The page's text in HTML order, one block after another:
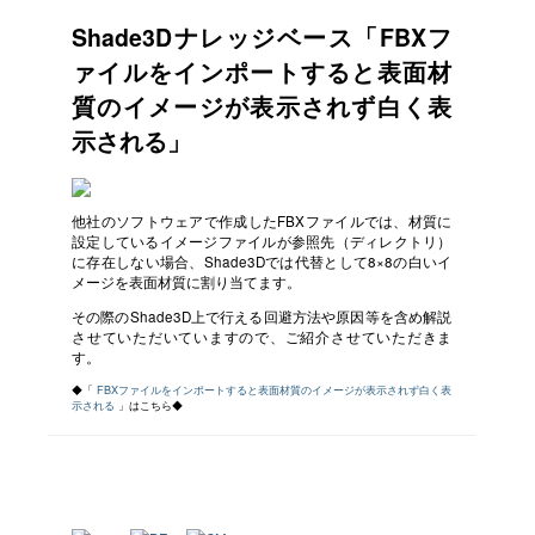
Shade3Dナレッジベース「FBXフ
ァイルをインポートすると表面材
質のイメージが表示されず白く表
示される」
他社のソフトウェアで作成したFBXファイルでは、材質に
設定しているイメージファイルが参照先（ディレクトリ）
に存在しない場合、Shade3Dでは代替として8×8の白いイ
メージを表面材質に割り当てます。
その際のShade3D上で行える回避方法や原因等を含め解説
させていただいていますので、ご紹介させていただきま
す。
◆「FBXファイルをインポートすると表面材質のイメージが表示されず白く表
示される 」はこちら◆